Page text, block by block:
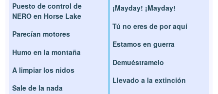
Puesto de control de
NERO en Horse Lake
Parecían motores
Humo en la montaña
A limpiar los nidos
Sale de la nada
¡Mayday! ¡Mayday!
Tú no eres de por aquí
Estamos en guerra
Demuéstramelo
Llevado a la extinción